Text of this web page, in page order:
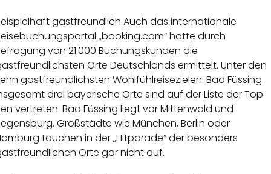
gastfreundlich Auch das internationale
„booking.com“ hatte durch
von 21.000 Buchungskunden die
Orte Deutschlands ermittelt. Unter den
gastfreundlichsten Wohlfühlreisezielen: Bad Füssing.
drei bayerische Orte sind auf der Liste der Top
vertreten. Bad Füssing liegt vor Mittenwald und
Großstädte wie München, Berlin oder
tauchen in der „Hitparade“ der besonders
Orte gar nicht auf.